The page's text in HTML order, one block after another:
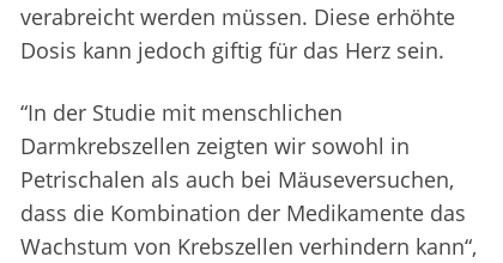
verabreicht werden müssen. Diese erhöhte
Dosis kann jedoch giftig für das Herz sein.
“In der Studie mit menschlichen
Darmkrebszellen zeigten wir sowohl in
Petrischalen als auch bei Mäuseversuchen,
dass die Kombination der Medikamente das
Wachstum von Krebszellen verhindern kann“,